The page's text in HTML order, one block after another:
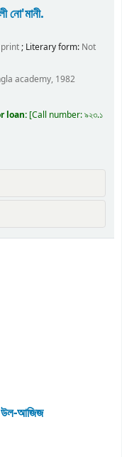
নো'মানী.
print; Literary form: Not
academy, 1982
loan: Call number:৯২৩.১
উল-আজিজ